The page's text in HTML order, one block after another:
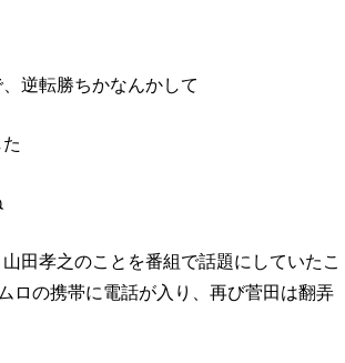
逆転勝ちかなんかして
田孝之のことを番組で話題にしていたこ
ロの携帯に電話が入り、再び菅田は翻弄